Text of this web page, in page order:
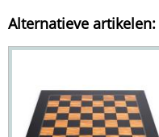
Alternatieve artikelen: